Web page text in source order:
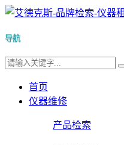
导航
首页
仪器维修
产品检索